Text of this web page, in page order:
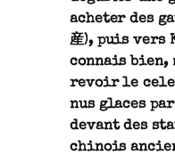
acheter des
産), puis vers
connais bien,
revoir le
nus glaces
devant des
chinois